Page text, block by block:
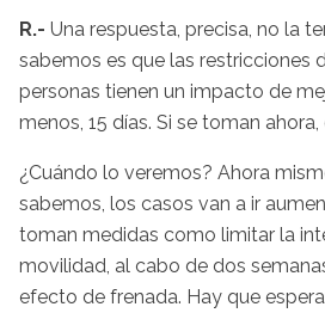
R.- Una respuesta, precisa, no la
sabemos es que las restricciones
personas tienen un impacto de
menos, 15 días. Si se toman
¿Cuándo lo veremos? Ahora
sabemos, los casos van a ir
toman medidas como limitar la
movilidad, al cabo de dos
efecto de frenada. Hay que